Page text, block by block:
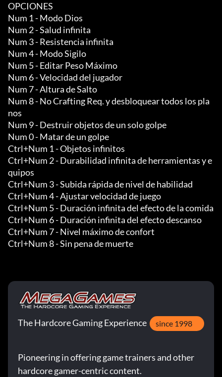
OPCIONES
Num 1 - Modo Dios
Num 2 - Salud infinita
Num 3 - Resistencia infinita
Num 4 - Modo Sigilo
Num 5 - Editar Peso Máximo
Num 6 - Velocidad del jugador
Num 7 - Altura de Salto
Num 8 - No Crafting Req. y desbloquear todos los pla
nos
Num 9 - Destruir objetos de un solo golpe
Num 0 - Matar de un golpe
Ctrl+Num 1 - Objetos infinitos
Ctrl+Num 2 - Durabilidad infinita de herramientas y e
quipos
Ctrl+Num 3 - Subida rápida de nivel de habilidad
Ctrl+Num 4 - Ajustar velocidad de juego
Ctrl+Num 5 - Duración infinita del efecto de la comida
Ctrl+Num 6 - Duración infinita del efecto descanso
Ctrl+Num 7 - Nivel máximo de confort
Ctrl+Num 8 - Sin pena de muerte
The Hardcore Gaming Experience since 1998
Pioneering in offering game trainers and other
hardcore gamer-centric content.